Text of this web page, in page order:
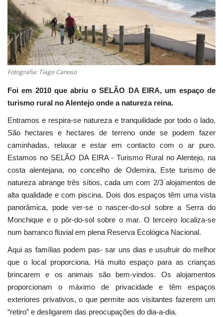
Educação
Estatuto Editorial
Saúde
Cultura
Lazer
Ambiente
Fotografia: Tiago Canoso
Foi em 2010 que abriu o SELÂO DA EIRA, um espaço de
turismo rural no Alentejo onde a natureza reina.
Entramos e respira-se natureza e tranquilidade por todo o lado.
São hectares e hectares de terreno onde se podem fazer
caminhadas, relaxar e estar em contacto com o ar puro.
Estamos no SELÃO DA EIRA - Turismo Rural no Alentejo, na
costa alentejana, no concelho de Odemira. Este turismo de
natureza abrange três sítios, cada um com 2/3 alojamentos de
alta qualidade e com piscina. Dois dos espaços têm uma vista
panorâmica, pode ver-se o nascer-do-sol sobre a Serra do
Monchique e o pôr-do-sol sobre o mar. O terceiro localiza-se
num barranco fluvial em plena Reserva Ecológica Nacional.
Aqui as famílias podem pas- sar uns dias e usufruir do melhor
que o local proporciona. Há muito espaço para as crianças
brincarem e os animais são bem-vindos. Os alojamentos
proporcionam o máximo de privacidade e têm espaços
exteriores privativos, o que permite aos visitantes fazerem um
“retiro” e desligarem das preocupações do dia-a-dia.